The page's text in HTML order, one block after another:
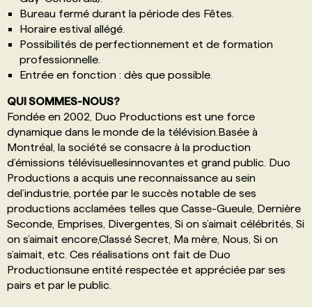
Bureau fermé durant la période des Fêtes.
Horaire estival allégé.
Possibilités de perfectionnement et de formation
professionnelle.
Entrée en fonction : dès que possible.
QUI SOMMES-NOUS?
Fondée en 2002, Duo Productions est une force
dynamique dans le monde de la télévision.Basée à
Montréal, la société se consacre à la production
d’émissions télévisuellesinnovantes et grand public. Duo
Productions a acquis une reconnaissance au sein
del’industrie, portée par le succès notable de ses
productions acclamées telles que Casse-Gueule, Dernière
Seconde, Emprises, Divergentes, Si on s’aimait célébrités, Si
on s’aimait encore,Classé Secret, Ma mère, Nous, Si on
s’aimait, etc. Ces réalisations ont fait de Duo
Productionsune entité respectée et appréciée par ses
pairs et par le public.